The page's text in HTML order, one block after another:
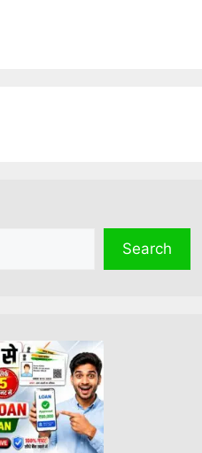
Search